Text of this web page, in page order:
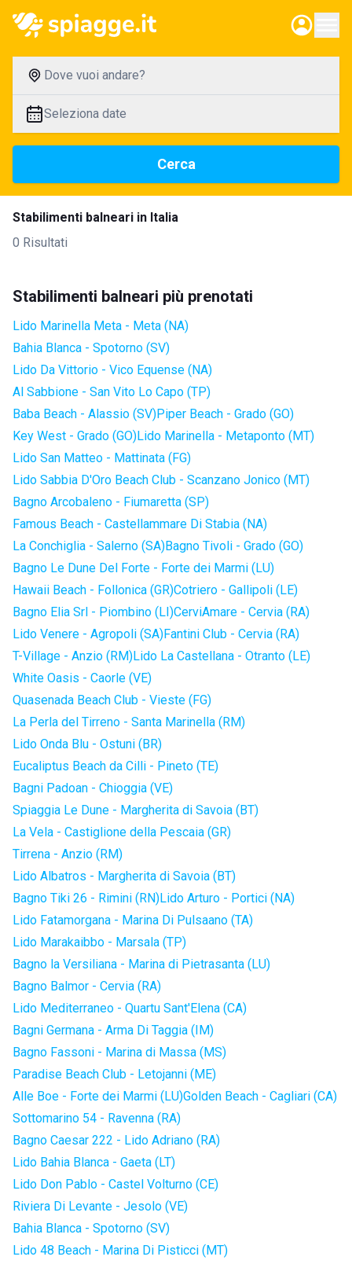
Dove vuoi andare?
Seleziona date
Cerca
Stabilimenti balneari in Italia
0 Risultati
Stabilimenti balneari più prenotati
Lido Marinella Meta - Meta (NA)
Bahia Blanca - Spotorno (SV)
Lido Da Vittorio - Vico Equense (NA)
Al Sabbione - San Vito Lo Capo (TP)
Baba Beach - Alassio (SV)Piper Beach - Grado (GO)
Key West - Grado (GO)Lido Marinella - Metaponto (MT)
Lido San Matteo - Mattinata (FG)
Lido Sabbia D'Oro Beach Club - Scanzano Jonico (MT)
Bagno Arcobaleno - Fiumaretta (SP)
Famous Beach - Castellammare Di Stabia (NA)
La Conchiglia - Salerno (SA)Bagno Tivoli - Grado (GO)
Bagno Le Dune Del Forte - Forte dei Marmi (LU)
Hawaii Beach - Follonica (GR)Cotriero - Gallipoli (LE)
Bagno Elia Srl - Piombino (LI)CerviAmare - Cervia (RA)
Lido Venere - Agropoli (SA)Fantini Club - Cervia (RA)
T-Village - Anzio (RM)Lido La Castellana - Otranto (LE)
White Oasis - Caorle (VE)
Quasenada Beach Club - Vieste (FG)
La Perla del Tirreno - Santa Marinella (RM)
Lido Onda Blu - Ostuni (BR)
Eucaliptus Beach da Cilli - Pineto (TE)
Bagni Padoan - Chioggia (VE)
Spiaggia Le Dune - Margherita di Savoia (BT)
La Vela - Castiglione della Pescaia (GR)
Tirrena - Anzio (RM)
Lido Albatros - Margherita di Savoia (BT)
Bagno Tiki 26 - Rimini (RN)Lido Arturo - Portici (NA)
Lido Fatamorgana - Marina Di Pulsaano (TA)
Lido Marakaibbo - Marsala (TP)
Bagno la Versiliana - Marina di Pietrasanta (LU)
Bagno Balmor - Cervia (RA)
Lido Mediterraneo - Quartu Sant'Elena (CA)
Bagni Germana - Arma Di Taggia (IM)
Bagno Fassoni - Marina di Massa (MS)
Paradise Beach Club - Letojanni (ME)
Alle Boe - Forte dei Marmi (LU)Golden Beach - Cagliari (CA)
Sottomarino 54 - Ravenna (RA)
Bagno Caesar 222 - Lido Adriano (RA)
Lido Bahia Blanca - Gaeta (LT)
Lido Don Pablo - Castel Volturno (CE)
Riviera Di Levante - Jesolo (VE)
Bahia Blanca - Spotorno (SV)
Lido 48 Beach - Marina Di Pisticci (MT)